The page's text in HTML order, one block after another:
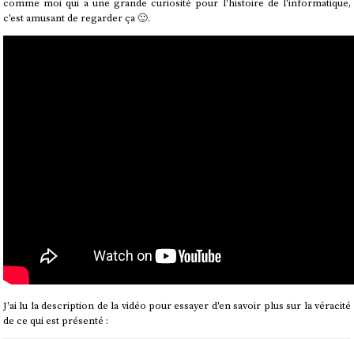
c'est amusant de regarder ça 🙂.
J'ai lu la description de la vidéo pour essayer d'en savoir plus sur la véracité
de ce qui est présenté :